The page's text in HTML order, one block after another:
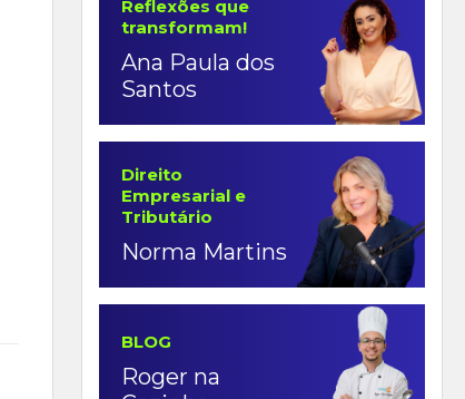
Reflexões que
transformam!
Ana Paula dos
Santos
Direito
Empresarial e
Tributário
Norma Martins
BLOG
Roger na